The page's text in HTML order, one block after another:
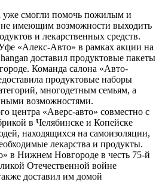
уже смогли помочь пожилым и
имеющим возможности выходить
и лекарственных средств.
«Алекс-Авто» в рамках акции на
доставил продуктовые пакеты
Команда салона «Авто-
продуктовые наборы
многодетным семьям, а
возможностями.
центра «Аверс-авто» совместно с
в Челябинске и Копейске
находящихся на самоизоляции,
лекарства и продукты.
в Нижнем Новгороде в честь 75-й
Отечественной войне
доставил им домой